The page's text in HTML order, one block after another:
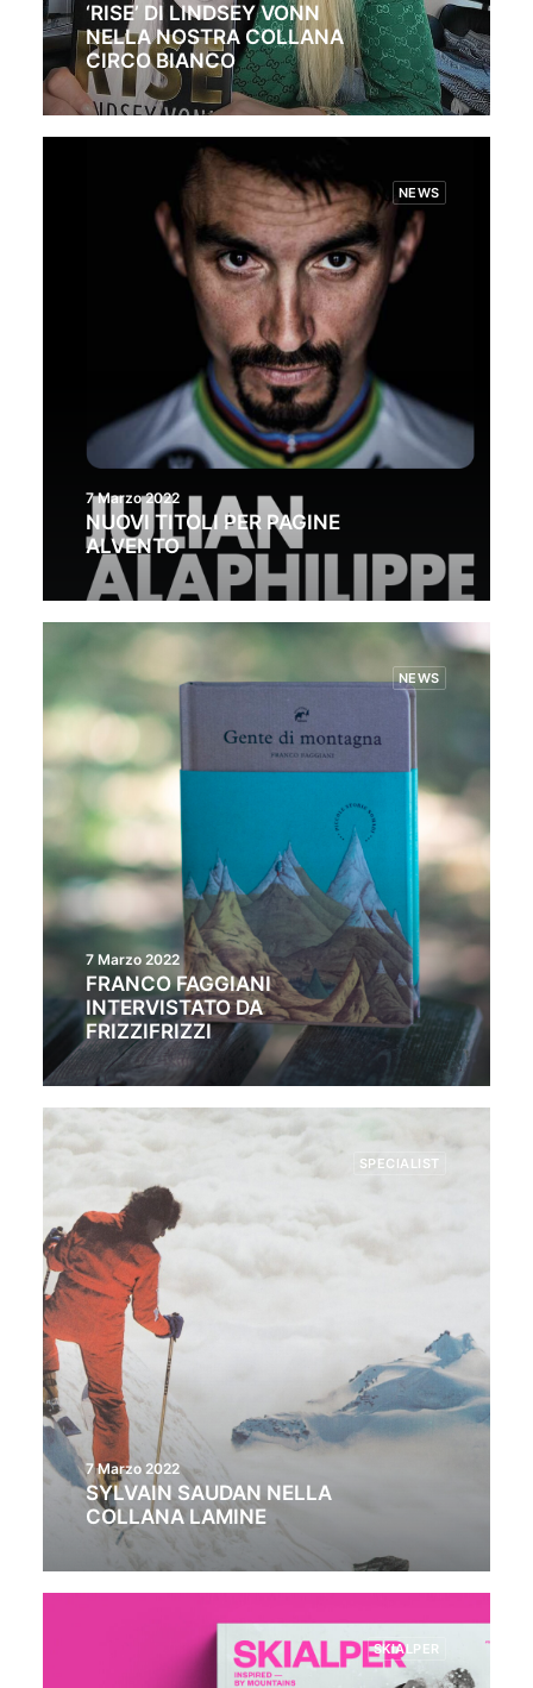
‘RISE’ DI LINDSEY VONN
NELLA NOSTRA COLLANA
CIRCO BIANCO
NEWS
7 Marzo 2022
NUOVI TITOLI PER PAGINE
ALVENTO
NEWS
7 Marzo 2022
FRANCO FAGGIANI
INTERVISTATO DA
FRIZZIFRIZZI
SPECIALIST
7 Marzo 2022
SYLVAIN SAUDAN NELLA
COLLANA LAMINE
SKIALPER